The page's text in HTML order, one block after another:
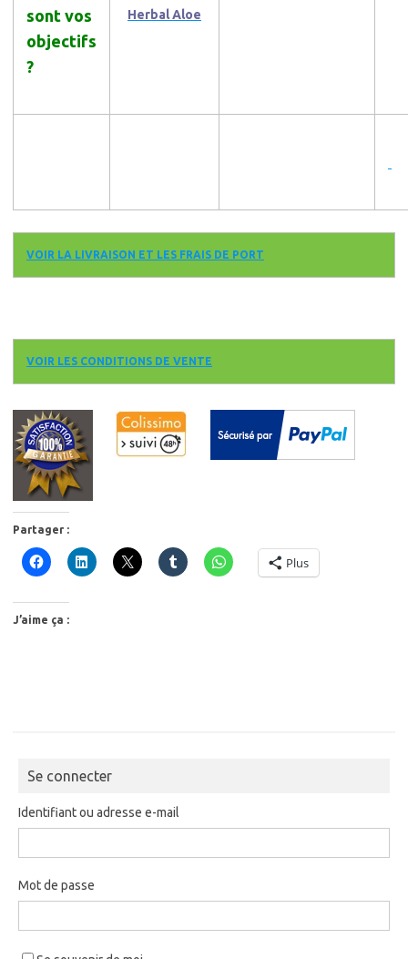
sont vos
objectifs
?
Herbal Aloe
VOIR LA LIVRAISON ET LES FRAIS DE PORT
VOIR LES CONDITIONS DE VENTE
Partager :
Plus
J’aime ça :
Se connecter
Identifiant ou adresse e-mail
Mot de passe